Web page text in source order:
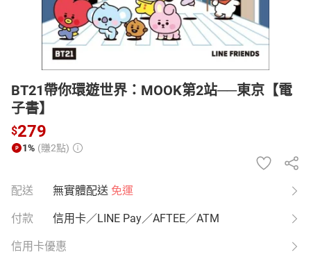
BT21帶你環遊世界：MOOK第2站──東京【電
子書】
$279
1% (賺2點)
配送 無實體配送 免運
付款 信用卡／LINE Pay／AFTEE／ATM
信用卡優惠